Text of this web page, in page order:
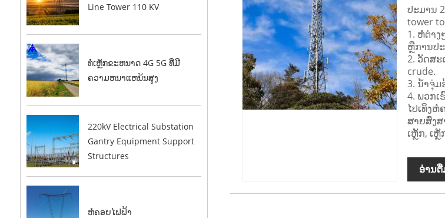
Line Tower 110 KV
ທໍ່ເຫຼັກຂະຫນາດ 4G 5G ທີ່ມີ
ຄວາມຫນາແຫນ້ນສູງ
220kV Electrical Substation
Gantry Equipment Support
Structures
ຫໍຄອຍໄຟຟ້າ
ປະມານ
tower
1. ຫໍຕ່າ
ຫຼືການປ
2. ວັດສະ
crude.
3. ນ້ໍາຈຸ່
4. ພວກ
ໄປເທິງ
ສາຍສົ່ງສ
ເຫຼັກ, ເຫຼັ
ອ່ານ​